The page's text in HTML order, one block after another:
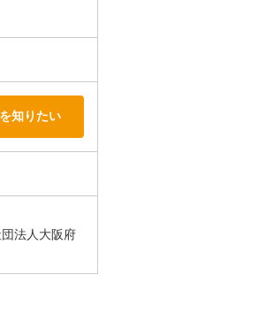
知りたい
法人大阪府